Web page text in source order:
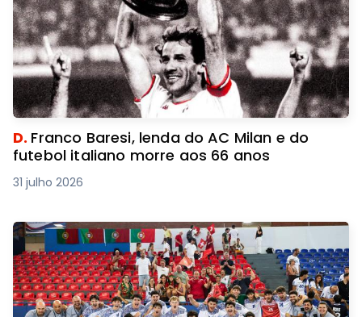
D. Franco Baresi, lenda do AC Milan e do
futebol italiano morre aos 66 anos
31 julho 2026